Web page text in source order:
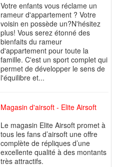
Votre enfants vous réclame un
rameur d'appartement ? Votre
voisin en possède un?N'hésitez
plus! Vous serez étonné des
bienfaits du rameur
d'appartement pour toute la
famille. C'est un sport complet qui
permet de développer le sens de
l'équilibre et...
Magasin d'airsoft - Elite Airsoft
Le magasin Elite Airsoft promet à
tous les fans d’airsoft une offre
complète de répliques d’une
excellente qualité à des montants
très attractifs.